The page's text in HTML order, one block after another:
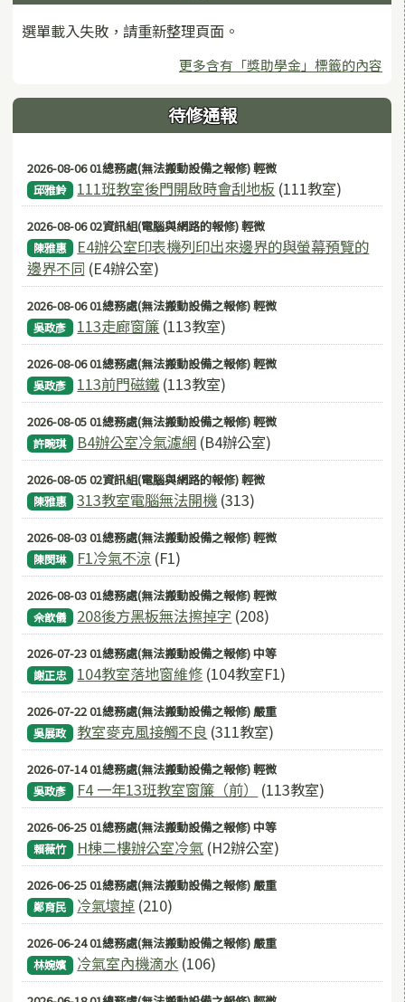
選單載入失敗，請重新整理頁面。
更多含有「獎助學金」標籤的內容
待修通報
2026-08-06 01總務處(無法搬動設備之報修) 輕微
邱雅鈴 111班教室後門開啟時會刮地板 (111教室)
2026-08-06 02資訊組(電腦與網路的報修) 輕微
陳雅惠
E4辦公室印表機列印出來邊界的與螢幕預覽的
邊界不同 (E4辦公室)
2026-08-06 01總務處(無法搬動設備之報修) 輕微
吳政彥 113走廊窗簾 (113教室)
2026-08-06 01總務處(無法搬動設備之報修) 輕微
吳政彥 113前門磁鐵 (113教室)
2026-08-05 01總務處(無法搬動設備之報修) 輕微
許畹琪 B4辦公室冷氣濾網 (B4辦公室)
2026-08-05 02資訊組(電腦與網路的報修) 輕微
陳雅惠 313教室電腦無法開機 (313)
2026-08-03 01總務處(無法搬動設備之報修) 輕微
陳閔琳 F1冷氣不涼 (F1)
2026-08-03 01總務處(無法搬動設備之報修) 輕微
佘歆儀 208後方黑板無法擦掉字 (208)
2026-07-23 01總務處(無法搬動設備之報修) 中等
謝正忠 104教室落地窗維修 (104教室F1)
2026-07-22 01總務處(無法搬動設備之報修) 嚴重
吳展政 教室麥克風接觸不良 (311教室)
2026-07-14 01總務處(無法搬動設備之報修) 輕微
吳政彥 F4 一年13班教室窗簾（前） (113教室)
2026-06-25 01總務處(無法搬動設備之報修) 中等
賴薇竹 H棟二樓辦公室冷氣 (H2辦公室)
2026-06-25 01總務處(無法搬動設備之報修) 嚴重
鄭育民 冷氣壞掉 (210)
2026-06-24 01總務處(無法搬動設備之報修) 嚴重
林婉嬪 冷氣室內機滴水 (106)